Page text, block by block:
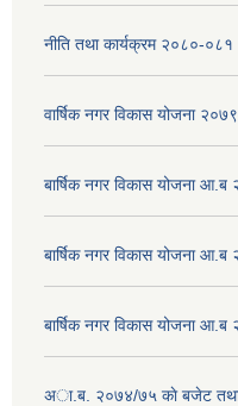
नीति तथा कार्यक्रम २०८०-०८१
वार्षिक नगर विकास योजना
बार्षिक नगर विकास योजना
बार्षिक नगर विकास योजना
बार्षिक नगर विकास योजना
अा.ब. २०७४/७५ काे बजेट तथा